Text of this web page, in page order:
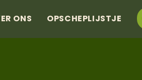
ONS OPSCHEPLIJSTJE